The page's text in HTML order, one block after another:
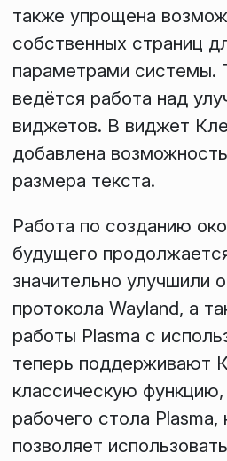
также упрощена
собственных страниц
параметрами системы.
ведётся работа над
виджетов. В виджет
добавлена
размера текста.
Работа по созданию
будущего
значительно
протокола Wayland, а
работы Plasma с
теперь поддерживают
классическую
рабочего стола Plasma,
позволяет